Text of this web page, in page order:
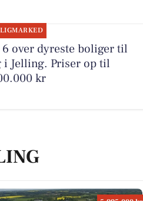
6 over dyreste boliger til
i Jelling. Priser op til
kr